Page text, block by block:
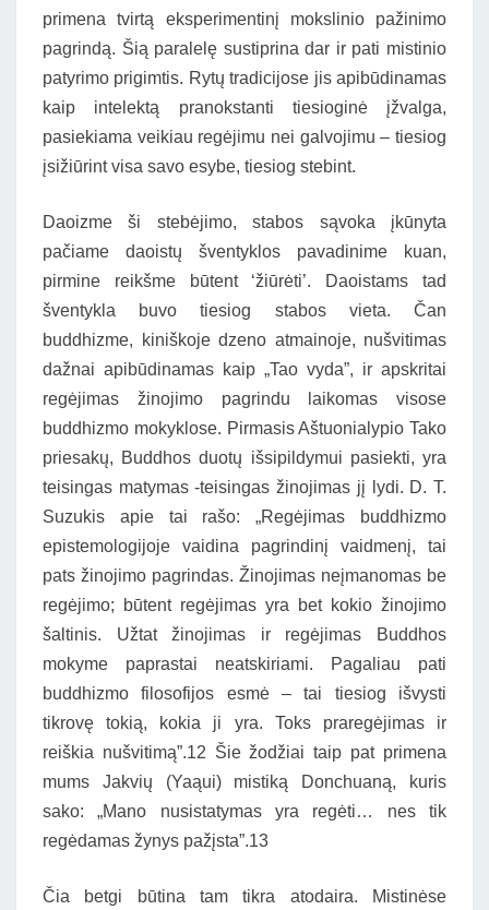
primena tvirtą eksperimentinį mokslinio pažinimo
pagrindą. Šią paralelę sustiprina dar ir pati mistinio
patyrimo prigimtis. Rytų tradicijose jis apibūdinamas
kaip intelektą pranokstanti tiesioginė įžvalga,
pasiekiama veikiau regėjimu nei galvojimu – tiesiog
įsižiūrint visa savo esybe, tiesiog stebint.
Daoizme ši stebėjimo, stabos sąvoka įkūnyta
pačiame daoistų šventyklos pavadinime kuan,
pirmine reikšme būtent ‘žiūrėti’. Daoistams tad
šventykla buvo tiesiog stabos vieta. Čan
buddhizme, kiniškoje dzeno atmainoje, nušvitimas
dažnai apibūdinamas kaip „Tao vyda”, ir apskritai
regėjimas žinojimo pagrindu laikomas visose
buddhizmo mokyklose. Pirmasis Aštuonialypio Tako
priesakų, Buddhos duotų išsipildymui pasiekti, yra
teisingas matymas -teisingas žinojimas jį lydi. D. T.
Suzukis apie tai rašo: „Regėjimas buddhizmo
epistemologijoje vaidina pagrindinį vaidmenį, tai
pats žinojimo pagrindas. Žinojimas neįmanomas be
regėjimo; būtent regėjimas yra bet kokio žinojimo
šaltinis. Užtat žinojimas ir regėjimas Buddhos
mokyme paprastai neatskiriami. Pagaliau pati
buddhizmo filosofijos esmė – tai tiesiog išvysti
tikrovę tokią, kokia ji yra. Toks praregėjimas ir
reiškia nušvitimą”.12 Šie žodžiai taip pat primena
mums Jakvių (Yaąui) mistiką Donchuaną, kuris
sako: „Mano nusistatymas yra regėti… nes tik
regėdamas žynys pažįsta”.13
Čia betgi būtina tam tikra atodaira. Mistinėse